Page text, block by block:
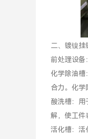
二、镀镍挂
前处理设备：
化学除油槽
合力。化学
酸洗槽：用
解，使工件
活化槽：活